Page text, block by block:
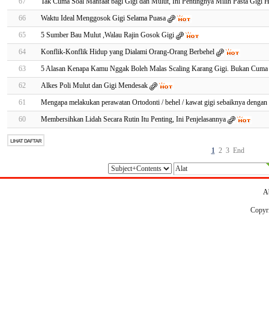
66
Waktu Ideal Menggosok Gigi Selama Puasa
65
5 Sumber Bau Mulut ,Walau Rajin Gosok Gigi
64
Konflik-Konflik Hidup yang Dialami Orang-Orang Berbehel
63
5 Alasan Kenapa Kamu Nggak Boleh Malas Scaling Karang Gigi. Bukan
62
Alkes Poli Mulut dan Gigi Mendesak
61
Mengapa melakukan perawatan Ortodonti / behel / kawat gigi sebaiknya
60
Membersihkan Lidah Secara Rutin Itu Penting, Ini Penjelasannya
1 2 3 End